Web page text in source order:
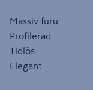
Massiv furu
Profilerad
Tidlös
Elegant